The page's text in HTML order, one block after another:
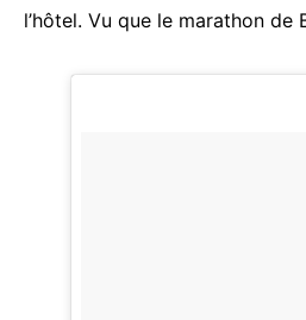
l’hôtel. Vu que le marathon